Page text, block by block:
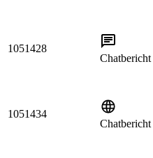
1051428
Chatbericht
1051434
Chatbericht